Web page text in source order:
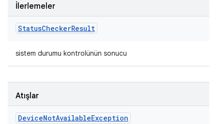
İlerlemeler
StatusCheckerResult
sistem durumu kontrolünün sonucu
Atışlar
DeviceNotAvailableException